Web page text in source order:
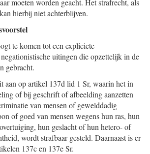
moeten worden geacht. Het strafrecht, als
hierbij niet achterblijven.
te komen tot een expliciete
uitingen die opzettelijk in de
gebracht.
aan op artikel 137d lid 1 Sr, waarin het in
of bij geschrift of afbeelding aanzetten
van mensen of gewelddadig
of goed van mensen wegens hun ras, hun
hun geslacht of hun hetero- of
wordt strafbaar gesteld. Daarnaast is er
137c en 137e Sr.